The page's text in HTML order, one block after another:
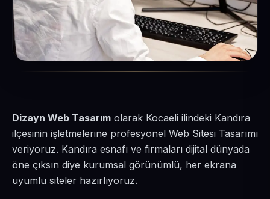
Dizayn Web Tasarım olarak Kocaeli ilindeki Kandıra
ilçesinin işletmelerine profesyonel Web Sitesi Tasarımı
veriyoruz. Kandıra esnafı ve firmaları dijital dünyada
öne çıksın diye kurumsal görünümlü, her ekrana
uyumlu siteler hazırlıyoruz.